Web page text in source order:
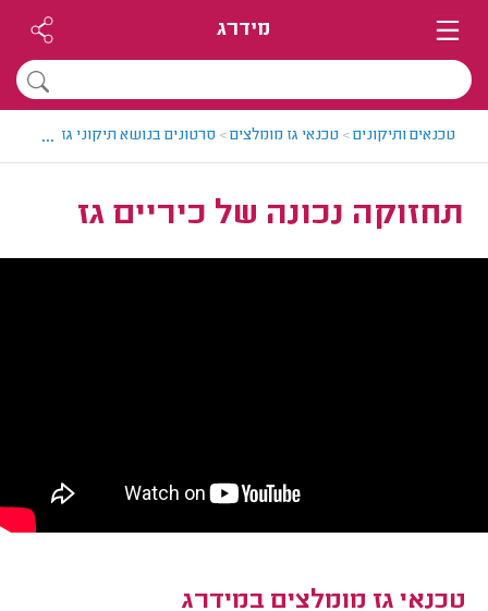
מידרג
טכנאים ותיקונים> טכנאי גז מומלצים> סרטונים בנושא תיקוני גז >
...
תחזוקה נכונה של כיריים גז
טכנאי גז מומלצים במידרג